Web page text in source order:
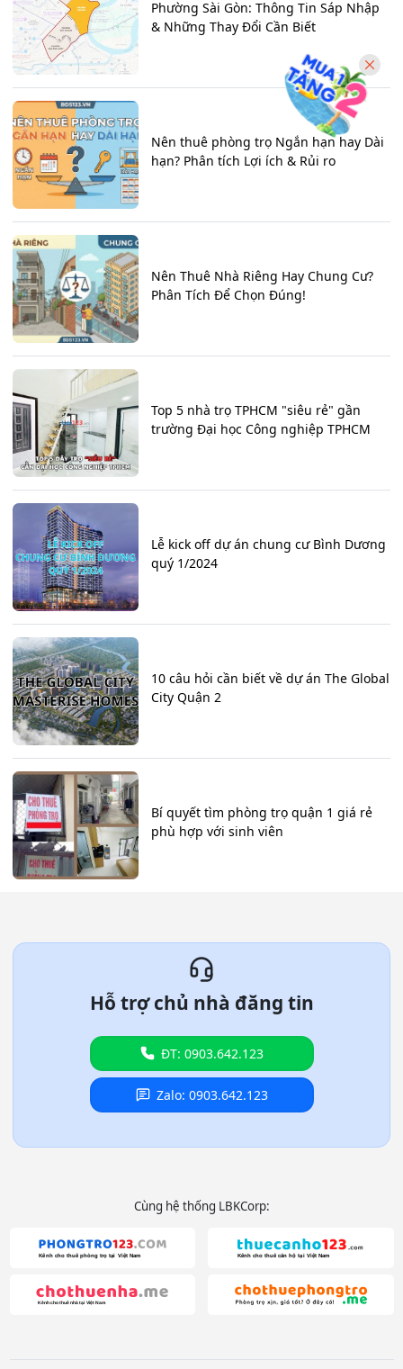
Phường Sài Gòn: Thông Tin Sáp Nhập
& Những Thay Đổi Cần Biết
Nên thuê phòng trọ Ngắn hạn hay Dài
hạn? Phân tích Lợi ích & Rủi ro
Nên Thuê Nhà Riêng Hay Chung Cư?
Phân Tích Để Chọn Đúng!
Top 5 nhà trọ TPHCM "siêu rẻ" gần
trường Đại học Công nghiệp TPHCM
Lễ kick off dự án chung cư Bình Dương
quý 1/2024
10 câu hỏi cần biết về dự án The Global
City Quận 2
Bí quyết tìm phòng trọ quận 1 giá rẻ
phù hợp với sinh viên
Hỗ trợ chủ nhà đăng tin
ĐT: 0903.642.123
Zalo: 0903.642.123
Cùng hệ thống LBKCorp: